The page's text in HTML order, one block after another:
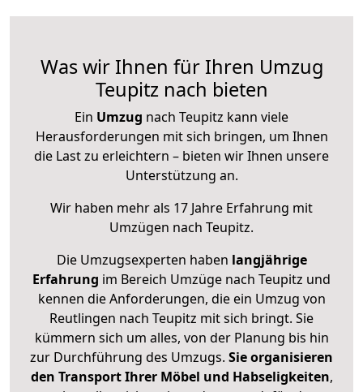
Was wir Ihnen für Ihren Umzug
Teupitz nach bieten
Ein Umzug nach Teupitz kann viele
Herausforderungen mit sich bringen, um Ihnen
die Last zu erleichtern – bieten wir Ihnen unsere
Unterstützung an.
Wir haben mehr als 17 Jahre Erfahrung mit
Umzügen nach Teupitz.
Die Umzugsexperten haben langjährige
Erfahrung im Bereich Umzüge nach Teupitz und
kennen die Anforderungen, die ein Umzug von
Reutlingen nach Teupitz mit sich bringt. Sie
kümmern sich um alles, von der Planung bis hin
zur Durchführung des Umzugs. Sie organisieren
den Transport Ihrer Möbel und Habseligkeiten,